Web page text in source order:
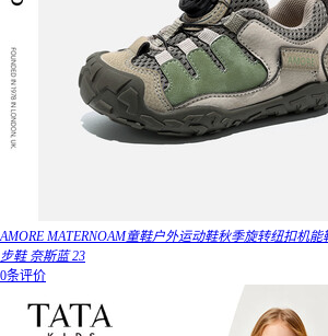
AMORE MATERNOAM童鞋户外运动鞋秋季旋转纽扣机
步鞋 奈斯蓝 23
0条评价